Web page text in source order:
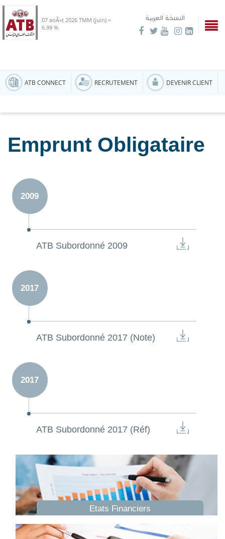
النسخة العربية 07 aoÃ»t 2026 TMM (juin) =
6.99 %
ATB CONNECT RECRUTEMENT DEVENIR CLIENT
Emprunt Obligataire
2009
ATB Subordonné 2009
2017
ATB Subordonné 2017 (Note)
2017
ATB Subordonné 2017 (Réf)
Etats Financiers